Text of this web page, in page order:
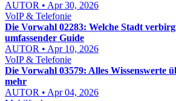
AUTOR • Apr 30, 2026
VoIP & Telefonie
Die Vorwahl 02283: Welche Stadt
umfassender Guide
AUTOR • Apr 10, 2026
VoIP & Telefonie
Die Vorwahl 03579: Alles Wissenswerte
mehr
AUTOR • Apr 04, 2026